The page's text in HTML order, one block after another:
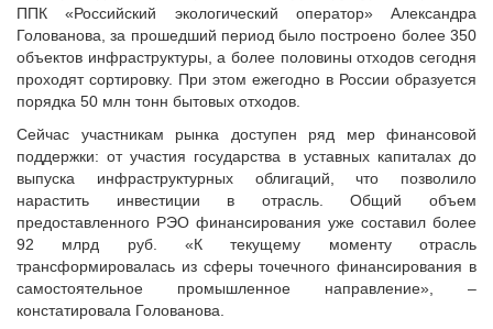
Семинары Совета
Издания Совета
Вопрос-ответ
ВАРМСУ
Новости ВАРМСУ
НАСЕЛЕНИЕ И МСУ
Новости ТОС
Лучшие практики ТОС
ЮРИДИЧЕСКИЙ СОВЕТ
Новости юридического совета
ППК «Российский экологический оператор» Александра
Голованова, за прошедший период было построено более 350
объектов инфраструктуры, а более половины отходов сегодня
проходят сортировку. При этом ежегодно в России образуется
порядка 50 млн тонн бытовых отходов.
Сейчас участникам рынка доступен ряд мер финансовой
поддержки: от участия государства в уставных капиталах до
выпуска инфраструктурных облигаций, что позволило
нарастить инвестиции в отрасль. Общий объем
предоставленного РЭО финансирования уже составил более
92 млрд руб. «К текущему моменту отрасль
трансформировалась из сферы точечного финансирования в
самостоятельное промышленное направление», –
констатировала Голованова.